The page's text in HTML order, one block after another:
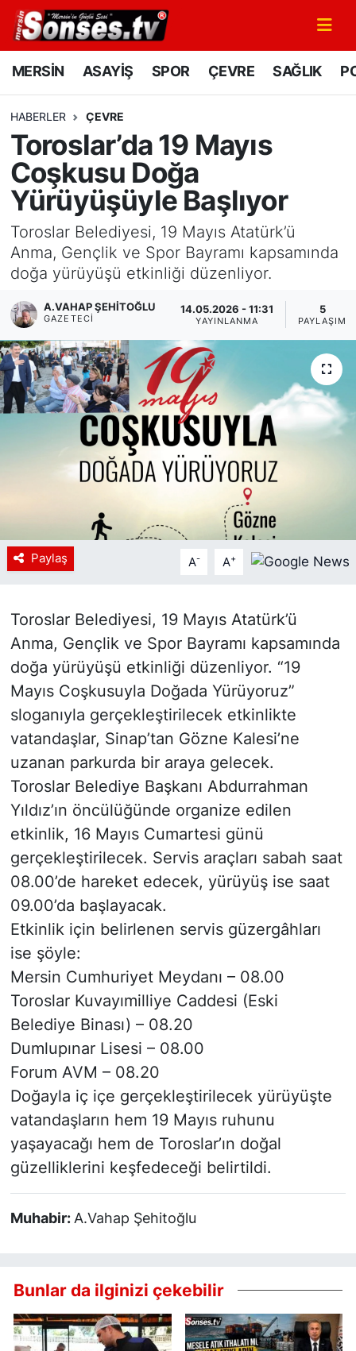
MERSİN ASAYİŞ SPOR ÇEVRE SAĞLIK
HABERLER ÇEVRE
Toroslar’da 19 Mayıs
Coşkusu Doğa
Yürüyüşüyle Başlıyor
Toroslar Belediyesi, 19 Mayıs Atatürk’ü
Anma, Gençlik ve Spor Bayramı kapsamında
doğa yürüyüşü etkinliği düzenliyor.
A.VAHAP ŞEHITOĞLU
GAZETECI
14.05.2026 - 11:31
YAYINLANMA
5
PAYLAŞIM
Paylaş A- A+
Toroslar Belediyesi, 19 Mayıs Atatürk’ü
Anma, Gençlik ve Spor Bayramı kapsamında
doğa yürüyüşü etkinliği düzenliyor. “19
Mayıs Coşkusuyla Doğada Yürüyoruz”
sloganıyla gerçekleştirilecek etkinlikte
vatandaşlar, Sinap’tan Gözne Kalesi’ne
uzanan parkurda bir araya gelecek.
Toroslar Belediye Başkanı Abdurrahman
Yıldız’ın öncülüğünde organize edilen
etkinlik, 16 Mayıs Cumartesi günü
gerçekleştirilecek. Servis araçları sabah saat
08.00’de hareket edecek, yürüyüş ise saat
09.00’da başlayacak.
Etkinlik için belirlenen servis güzergâhları
ise şöyle:
Mersin Cumhuriyet Meydanı – 08.00
Toroslar Kuvayımilliye Caddesi (Eski
Belediye Binası) – 08.20
Dumlupınar Lisesi – 08.00
Forum AVM – 08.20
Doğayla iç içe gerçekleştirilecek yürüyüşte
vatandaşların hem 19 Mayıs ruhunu
yaşayacağı hem de Toroslar’ın doğal
güzelliklerini keşfedeceği belirtildi.
Muhabir:A.Vahap Şehitoğlu
Bunlar da ilginizi çekebilir
MERSİN
SPOR
GÜNÜN MANŞETİ
DÜNYA
KÜLTÜR - SANAT
MAGAZİN
SAĞLIK
Siyaset
YEREL HABER
Haberde insan
Mersin Nöbetçi Eczaneler
Mersin Namaz Vakitleri
Mersin Trafik Yoğunluk Haritası
Süper Lig Puan Durumu ve Fikstür
Tüm Manşetler
Son Dakika Haberleri
Haber Arşivi